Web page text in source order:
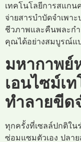
เทคโนโลยีการสแก
จ่ายสารบำบัดจำเพา
ชีวภาพและคืนพละก
คุณได้อย่างสมบูรณ์แ
มหากาพย์
เอนไซม์เ
ทำลายขีด
ทุกครั้งที่เซลล์ปกติใน
ซ่อมแซมตัวเอง ปลาย